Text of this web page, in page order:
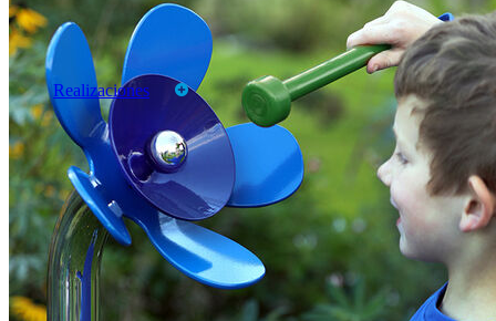
empresa
PARQUES INFANTILES
Productos
Marcas
Realizaciones
CATALOGOS
TARIFAS